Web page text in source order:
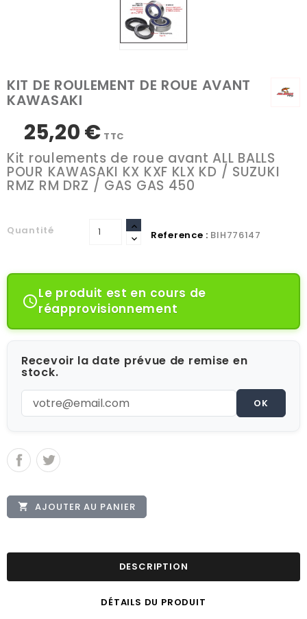
KIT DE ROULEMENT DE ROUE AVANT
KAWASAKI
25,20 € TTC
Kit roulements de roue avant ALL BALLS
POUR KAWASAKI KX KXF KLX KD / SUZUKI
RMZ RM DRZ / GAS GAS 450
Quantité Reference : BIH776147
Le produit est en cours de
réapprovisionnement
Recevoir la date prévue de remise en
stock.
OK
 AJOUTER AU PANIER
DESCRIPTION
DÉTAILS DU PRODUIT